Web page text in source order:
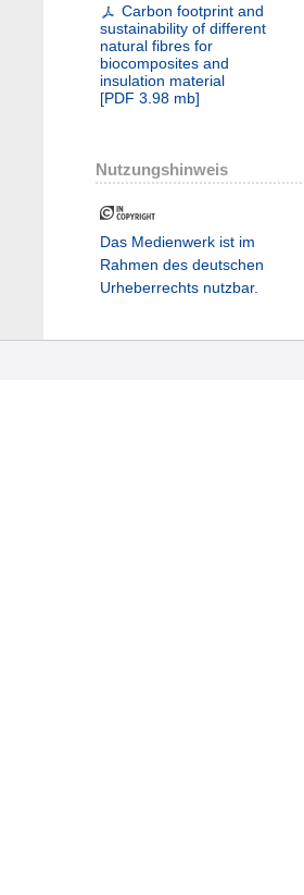
Carbon footprint and
sustainability of different
natural fibres for
biocomposites and
insulation material
[PDF 3.98 mb]
Nutzungshinweis
Das Medienwerk ist im
Rahmen des deutschen
Urheberrechts nutzbar.